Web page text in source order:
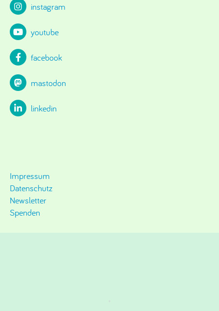
instagram
youtube
facebook
mastodon
linkedin
Impressum
Datenschutz
Newsletter
Spenden